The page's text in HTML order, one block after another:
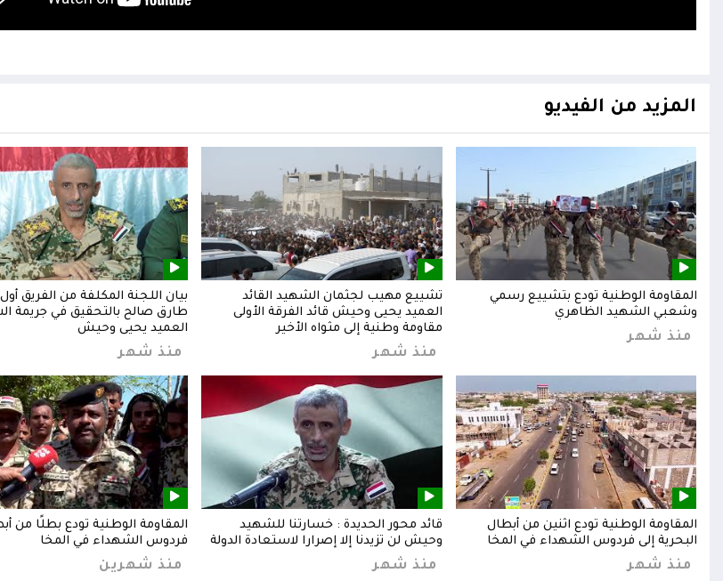
المزيد من الفيديو
المقاومة الوطنية تودع بتشييع رسمي
وشعبي الشهيد الظاهري
منذ شهر
تشييع مهيب لجثمان الشهيد القائد
العميد يحيى وحيش قائد الفرقة الأولى
مقاومة وطنية إلى مثواه الأخير
منذ شهر
بيان اللجنة المكلفة من الفريق
طارق صالح بالتحقيق في جريمة
العميد يحيى وحيش
منذ شهر
المقاومة الوطنية تودع اثنين من أبطال
البحرية إلى فردوس الشهداء في المخا
منذ شهر
قائد محور الحديدة : خسارتنا للشهيد
وحيش لن تزيدنا إلا إصرارا لاستعادة الدولة
منذ شهر
المقاومة الوطنية تودع بطلًا من
فردوس الشهداء في المخا
منذ شهرين